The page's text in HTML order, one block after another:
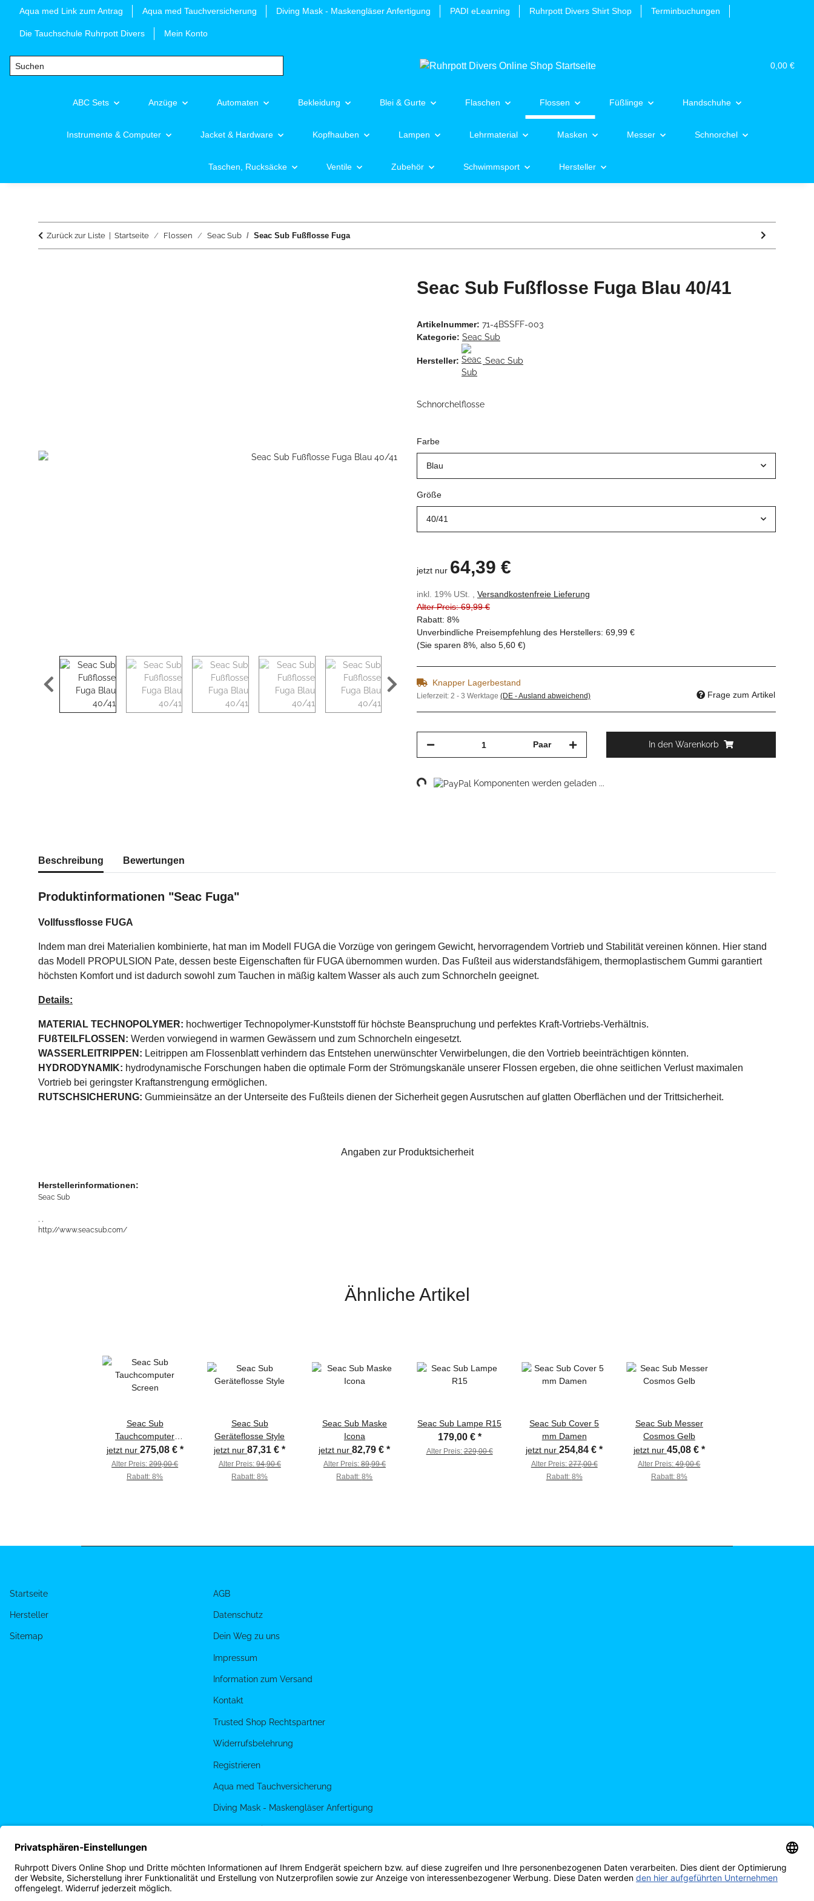
Aqua med Link zum Antrag Aqua med Tauchversicherung Diving Mask - Maskengläser Anfertigung PADI eLearning Ruhrpott Divers Shirt Shop Terminbuchungen
Die Tauchschule Ruhrpott Divers Mein Konto
0,00 €
ABC Sets Anzüge Automaten Bekleidung Blei & Gurte Flaschen Flossen Füßlinge Handschuhe
Instrumente & Computer Jacket & Hardware Kopfhauben Lampen Lehrmaterial Masken Messer Schnorchel
Taschen, Rucksäcke Ventile Zubehör Schwimmsport Hersteller
Zurück zur Liste Startseite Flossen Seac Sub Seac Sub Fußflosse Fuga
Seac Sub Fußflosse Fuga Blau 40/41
Artikelnummer: 71-4BSSFF-003
Kategorie: Seac Sub
Hersteller: Seac Sub
Schnorchelflosse
Farbe
Blau
Größe
40/41
jetzt nur 64,39 €
inkl. 19% USt. , Versandkostenfreie Lieferung
Alter Preis: 69,99 €
Rabatt: 8%
Unverbindliche Preisempfehlung des Herstellers: 69,99 €
(Sie sparen 8%, also 5,60 €)
Knapper Lagerbestand
Lieferzeit: 2 - 3 Werktage (DE - Ausland abweichend) Frage zum Artikel
Paar In den Warenkorb
Loading... Komponenten werden geladen ...
weitere Registerkarten anzeigen
Beschreibung Bewertungen
Produktinformationen "Seac Fuga"
Vollfussflosse FUGA
Indem man drei Materialien kombinierte, hat man im Modell FUGA die Vorzüge von geringem Gewicht, hervorragendem Vortrieb und Stabilität vereinen können. Hier stand
das Modell PROPULSION Pate, dessen beste Eigenschaften für FUGA übernommen wurden. Das Fußteil aus widerstandsfähigem, thermoplastischem Gummi garantiert
höchsten Komfort und ist dadurch sowohl zum Tauchen in mäßig kaltem Wasser als auch zum Schnorcheln geeignet.
Details:
MATERIAL TECHNOPOLYMER: hochwertiger Technopolymer-Kunststoff für höchste Beanspruchung und perfektes Kraft-Vortriebs-Verhältnis.
FUßTEILFLOSSEN: Werden vorwiegend in warmen Gewässern und zum Schnorcheln eingesetzt.
WASSERLEITRIPPEN: Leitrippen am Flossenblatt verhindern das Entstehen unerwünschter Verwirbelungen, die den Vortrieb beeinträchtigen könnten.
HYDRODYNAMIK: hydrodynamische Forschungen haben die optimale Form der Strömungskanäle unserer Flossen ergeben, die ohne seitlichen Verlust maximalen
Vortrieb bei geringster Kraftanstrengung ermöglichen.
RUTSCHSICHERUNG: Gummieinsätze an der Unterseite des Fußteils dienen der Sicherheit gegen Ausrutschen auf glatten Oberflächen und der Trittsicherheit.
Angaben zur Produktsicherheit
Herstellerinformationen:
Seac Sub
, ,
http://www.seacsub.com/
Ähnliche Artikel
Seac Sub
Tauchcomputer
Screen
jetzt nur 275,08 € *
Alter Preis:299,00 €
Rabatt:8%
Seac Sub
Geräteflosse Style
jetzt nur87,31 €*
Alter Preis:94,90 €
Rabatt:8%
Seac Sub Maske
Icona
jetzt nur82,79 €*
Alter Preis: 89,99 €
Rabatt:8%
Seac Sub Lampe R15
179,00 € *
Alter Preis:229,00 €
Seac Sub Cover 5
mm Damen
jetzt nur254,84 €*
Alter Preis:277,00 €
Rabatt: 8%
Seac Sub Messer
Cosmos Gelb
jetzt nur 45,08 € *
Alter Preis:49,00 €
Rabatt: 8%
Startseite
Hersteller
Sitemap
AGB
Datenschutz
Dein Weg zu uns
Impressum
Information zum Versand
Kontakt
Trusted Shop Rechtspartner
Widerrufsbelehrung
Registrieren
Aqua med Tauchversicherung
Diving Mask - Maskengläser Anfertigung
Ruhrpott Divers Shirt Shop